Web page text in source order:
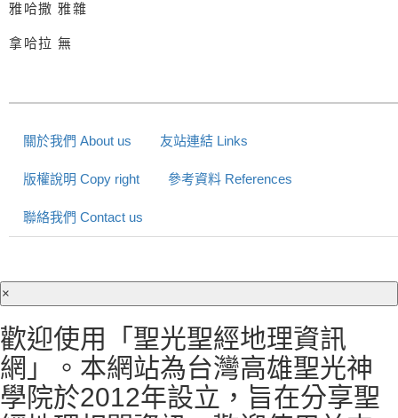
雅哈撒 雅雜
拿哈拉 無
關於我們 About us 友站連結 Links
版權說明 Copy right 參考資料 References
聯絡我們 Contact us
×
歡迎使用「聖光聖經地理資訊
網」。本網站為台灣高雄聖光神
學院於2012年設立，旨在分享聖